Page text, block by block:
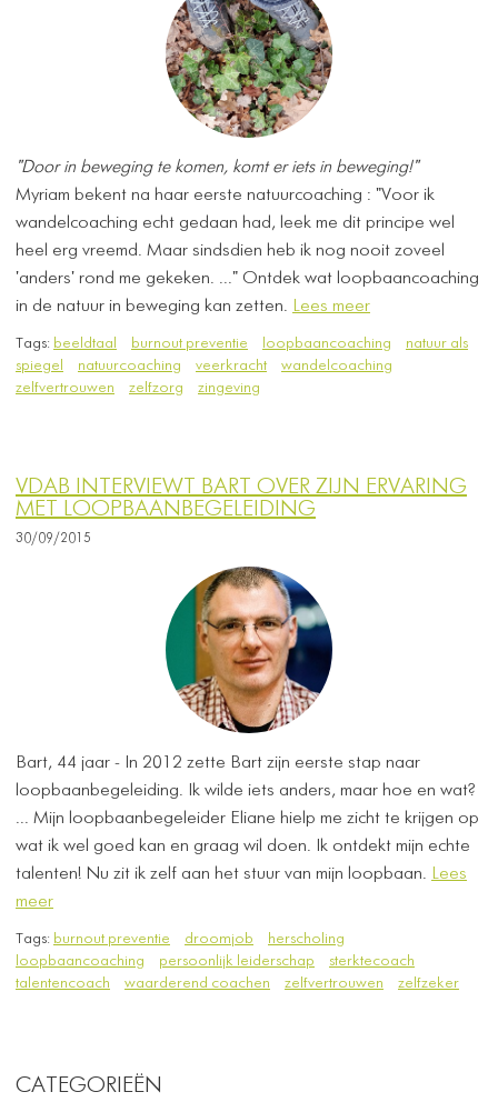
"Door in beweging te komen, komt er iets in beweging!"
Myriam bekent na haar eerste natuurcoaching : "Voor ik
wandelcoaching echt gedaan had, leek me dit principe wel
heel erg vreemd. Maar sindsdien heb ik nog nooit zoveel
'anders' rond me gekeken. ..." Ontdek wat loopbaancoaching
in de natuur in beweging kan zetten. Lees meer
Tags: beeldtaal burnout preventie loopbaancoaching
natuur als
spiegel
natuurcoaching veerkracht
wandelcoaching
zelfvertrouwen
zelfzorg zingeving
VDAB INTERVIEWT BART OVER ZIJN ERVARING
MET LOOPBAANBEGELEIDING
30/09/2015
Bart, 44 jaar - In 2012 zette Bart zijn eerste stap naar
loopbaanbegeleiding. Ik wilde iets anders, maar hoe en wat?
... Mijn loopbaanbegeleider Eliane hielp me zicht te krijgen op
wat ik wel goed kan en graag wil doen.
Ik ontdekt mijn echte
talenten! Nu zit ik zelf aan het stuur van mijn loopbaan. Lees
meer
Tags: burnout preventie droomjob
herscholing
loopbaancoaching
persoonlijk leiderschap
sterktecoach
talentencoach
waarderend coachen zelfvertrouwen zelfzeker
CATEGORIEËN